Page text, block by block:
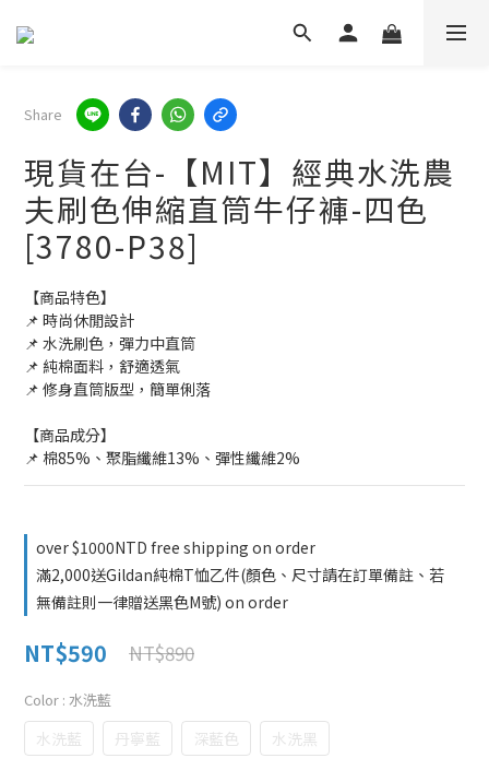
Share
現貨在台-【MIT】經典水洗農
夫刷色伸縮直筒牛仔褲-四色
[3780-P38]
【商品特色】
📌 時尚休閒設計
📌 水洗刷色，彈力中直筒
📌 純棉面料，舒適透氣
📌 修身直筒版型，簡單俐落
【商品成分】
📌 棉85%、聚脂纖維13%、彈性纖維2%
over $1000NTD free shipping on order
滿2,000送Gildan純棉T恤乙件(顏色、尺寸請在訂單備註、若
無備註則一律贈送黑色M號) on order
NT$590 NT$890
Color : 水洗藍
水洗藍 丹寧藍 深藍色 水洗黑